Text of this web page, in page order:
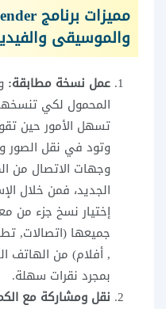
والموسيقى
عمل نسخة مطابقة:
المحمول لكي
تسهل الأمور حين
وتود في نقل الصور
وجهات الاتصال من
الجديد، فمن خلال
إختيار نسخ جزء من
جميعها (اتصالات,
, أفلام) من الهاتف
بمجرد نقرات سهلة.
نقل ومشاركة مع